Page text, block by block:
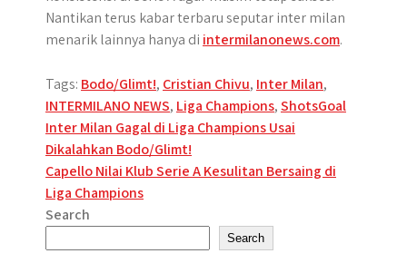
Nantikan terus kabar terbaru seputar inter milan
menarik lainnya hanya di intermilanonews.com.
Tags: Bodo/Glimt!, Cristian Chivu, Inter Milan,
INTERMILANO NEWS, Liga Champions,ShotsGoal
Post
navigation
Inter Milan Gagal di Liga Champions Usai
Dikalahkan Bodo/Glimt!
Capello Nilai Klub Serie A Kesulitan Bersaing di
Liga Champions
Search
Search